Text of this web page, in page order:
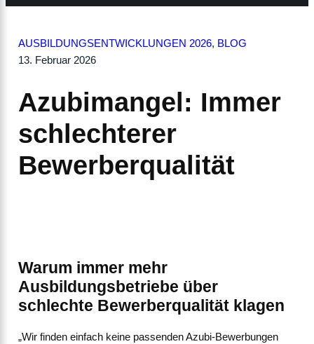
AUSBILDUNGSENTWICKLUNGEN 2026, BLOG
13. Februar 2026
Azubimangel: Immer
schlechterer
Bewerberqualität
Warum immer mehr
Ausbildungsbetriebe über
schlechte Bewerberqualität klagen
„Wir finden einfach keine passenden Azubi-Bewerbungen